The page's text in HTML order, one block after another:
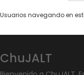
Usuarios navegando en
ChuJALT